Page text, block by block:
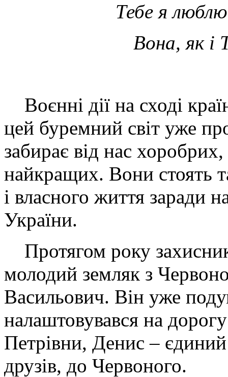
Тебе я
Вона, як і
Воєнні дії на сході
цей буремний світ уже
забирає від нас
найкращих. Вони стоять
і власного життя заради
України.
Протягом року
молодий земляк з
Васильович. Він уже
налаштовувався на
Петрівни, Денис –
друзів, до Червоного.